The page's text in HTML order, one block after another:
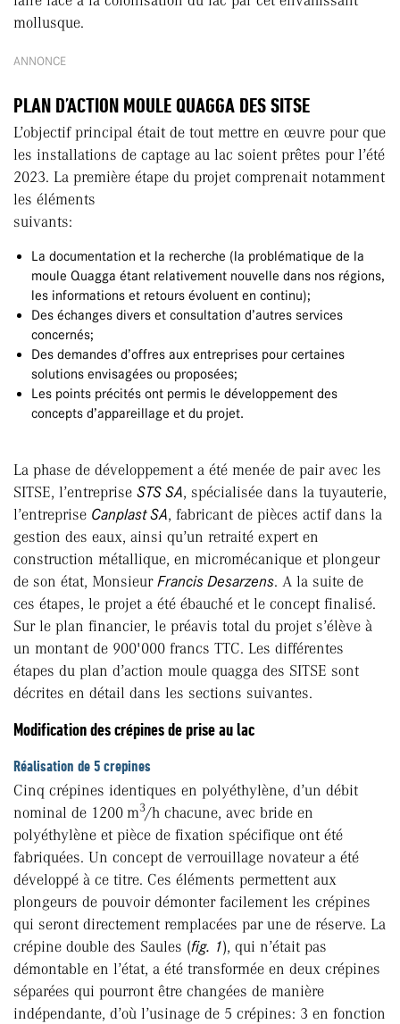
mollusque.
ANNONCE
PLAN D’ACTION MOULE QUAGGA DES SITSE
L’objectif principal était de tout mettre en œuvre pour que
les installations de captage au lac soient prêtes pour l’été
2023. La première étape du projet comprenait notamment
les éléments
suivants:
La documentation et la recherche (la problématique de la
moule Quagga étant relativement nouvelle dans nos régions,
les informations et retours évoluent en continu);
Des échanges divers et consultation d’autres services
concernés;
Des demandes d’offres aux entreprises pour certaines
solutions envisagées ou proposées;
Les points précités ont permis le développement des
concepts d’appareillage et du projet.
La phase de développement a été menée de pair avec les
SITSE, l’entreprise STS SA, spécialisée dans la tuyauterie,
l’entreprise Canplast SA, fabricant de pièces actif dans la
gestion des eaux, ainsi qu’un retraité expert en
construction métallique, en micromécanique et plongeur
de son état, Monsieur Francis Desarzens. A la suite de
ces étapes, le projet a été ébauché et le concept finalisé.
Sur le plan financier, le préavis total du projet s’élève à
un montant de 900'000 francs TTC. Les différentes
étapes du plan d’action moule quagga des SITSE sont
décrites en détail dans les sections suivantes.
Modification des crépines de prise au lac
Réalisation de 5 crepines
Cinq crépines identiques en polyéthylène, d’un débit
nominal de 1200 m3/h chacune, avec bride en
polyéthylène et pièce de fixation spécifique ont été
fabriquées. Un concept de verrouillage novateur a été
développé à ce titre. Ces éléments permettent aux
plongeurs de pouvoir démonter facilement les crépines
qui seront directement remplacées par une de réserve. La
crépine double des Saules (fig. 1), qui n’était pas
démontable en l’état, a été transformée en deux crépines
séparées qui pourront être changées de manière
indépendante, d’où l’usinage de 5 crépines: 3 en fonction